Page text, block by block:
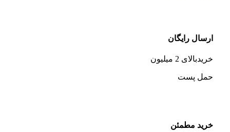
ارسال رایگان
خریدبالای 2 میلیون
حمل پست
خرید مطمئن